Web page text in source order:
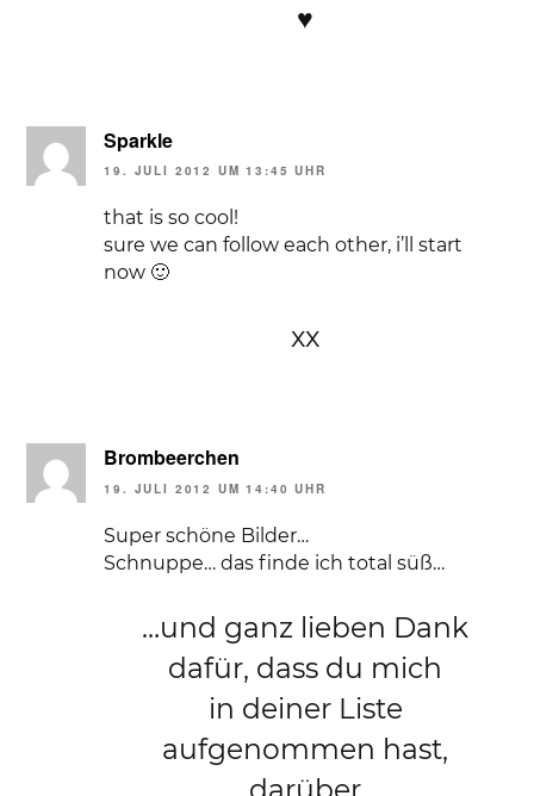
♥
Sparkle
19. JULI 2012 UM 13:45 UHR
that is so cool!
sure we can follow each other, i’ll start
now 🙂
xx
Brombeerchen
19. JULI 2012 UM 14:40 UHR
Super schöne Bilder…
Schnuppe… das finde ich total süß…
…und ganz lieben Dank
dafür, dass du mich
in deiner Liste
aufgenommen hast,
darüber